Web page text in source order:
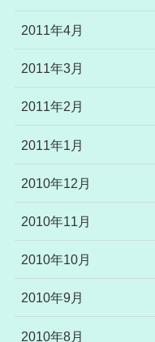
2011年4月
2011年3月
2011年2月
2011年1月
2010年12月
2010年11月
2010年10月
2010年9月
2010年8月